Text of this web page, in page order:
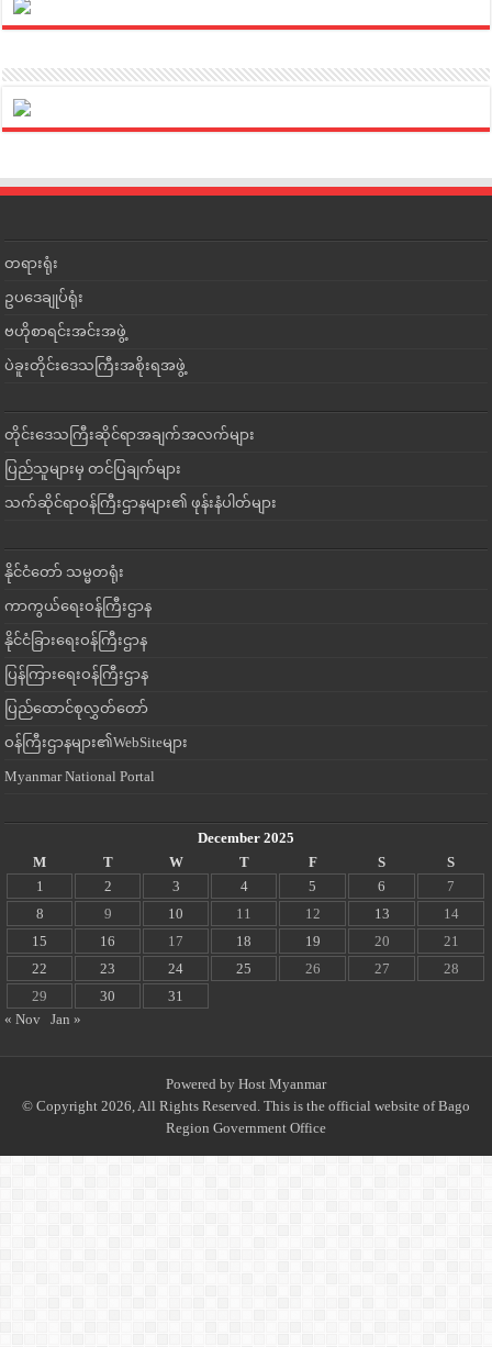
တရားရုံး
ဥပဒေချုပ်ရုံး
ဗဟိုစာရင်းအင်းအဖွဲ့
ပဲခူးတိုင်းဒေသကြီးအစိုးရအဖွဲ့
တိုင်းဒေသကြီးဆိုင်ရာအချက်အလက်များ
ပြည်သူများမှ တင်ပြချက်များ
သက်ဆိုင်ရာဝန်ကြီးဌာနများ၏ ဖုန်းနံပါတ်များ
နိုင်ငံတော် သမ္မတရုံး
ကာကွယ်ရေးဝန်ကြီးဌာန
နိုင်ငံခြားရေးဝန်ကြီးဌာန
ပြန်ကြားရေးဝန်ကြီးဌာန
ပြည်ထောင်စုလွှတ်တော်
ဝန်ကြီးဌာနများ၏WebSiteများ
Myanmar National Portal
December 2025
M
T W T F S
S
1
2 3 4 5 6
7
8
9 10 11 12 13
14
15
16 17 18 19 20
21
22
23 24 25 26 27
28
29
30
31
« Nov
Jan »
Powered by Host Myanmar
© Copyright 2026, All Rights Reserved. This is the official website of Bago
Region Government Office